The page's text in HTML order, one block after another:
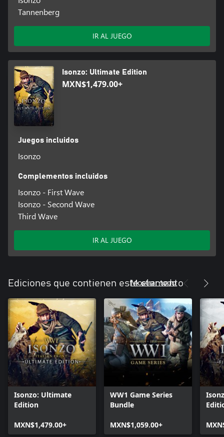
Tannenberg
IR AL JUEGO
Isonzo: Ultimate Edition
MXN$1,479.00+
Juegos incluidos
Isonzo
Complementos incluidos
Isonzo - First Wave
Isonzo - Second Wave
Third Wave
IR AL JUEGO
Ediciones que contienen este elemento
Mostrar todo
Isonzo: Ultimate
Edition
MXN$1,479.00+
WW1 Game Series
Bundle
MXN$1,059.00+